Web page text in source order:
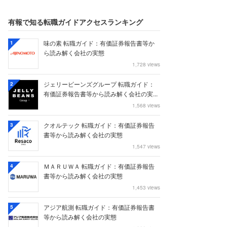
有報で知る転職ガイドアクセスランキング
1
味の素 転職ガイド：有価証券報告書等か
ら読み解く会社の実態
1,728 views
2
ジェリービーンズグループ 転職ガイド：
有価証券報告書等から読み解く会社の実...
1,568 views
3
クオルテック 転職ガイド：有価証券報告
書等から読み解く会社の実態
1,547 views
4
ＭＡＲＵＷＡ 転職ガイド：有価証券報告
書等から読み解く会社の実態
1,453 views
5
アジア航測 転職ガイド：有価証券報告書
等から読み解く会社の実態